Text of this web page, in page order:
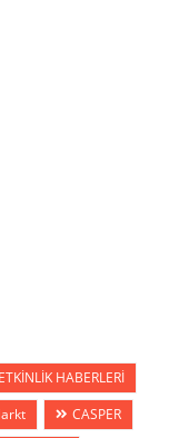
ETKİNLİK HABERLERİ
CASPER